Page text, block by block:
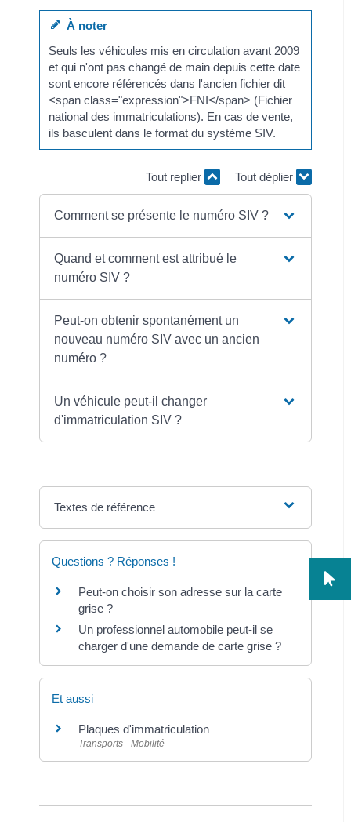
À noter
Seuls les véhicules mis en circulation avant 2009
et qui n'ont pas changé de main depuis cette date
sont encore référencés dans l'ancien fichier dit
<span class="expression">FNI</span> (Fichier
national des immatriculations). En cas de vente,
ils basculent dans le format du système SIV.
Tout replier Tout déplier
Comment se présente le numéro SIV ?
Quand et comment est attribué le
numéro SIV ?
Peut-on obtenir spontanément un
nouveau numéro SIV avec un ancien
numéro ?
Un véhicule peut-il changer
d'immatriculation SIV ?
Textes de référence
Questions ? Réponses !
Peut-on choisir son adresse sur la carte
grise ?
Un professionnel automobile peut-il se
charger d'une demande de carte grise ?
Et aussi
Plaques d'immatriculation
Transports - Mobilité